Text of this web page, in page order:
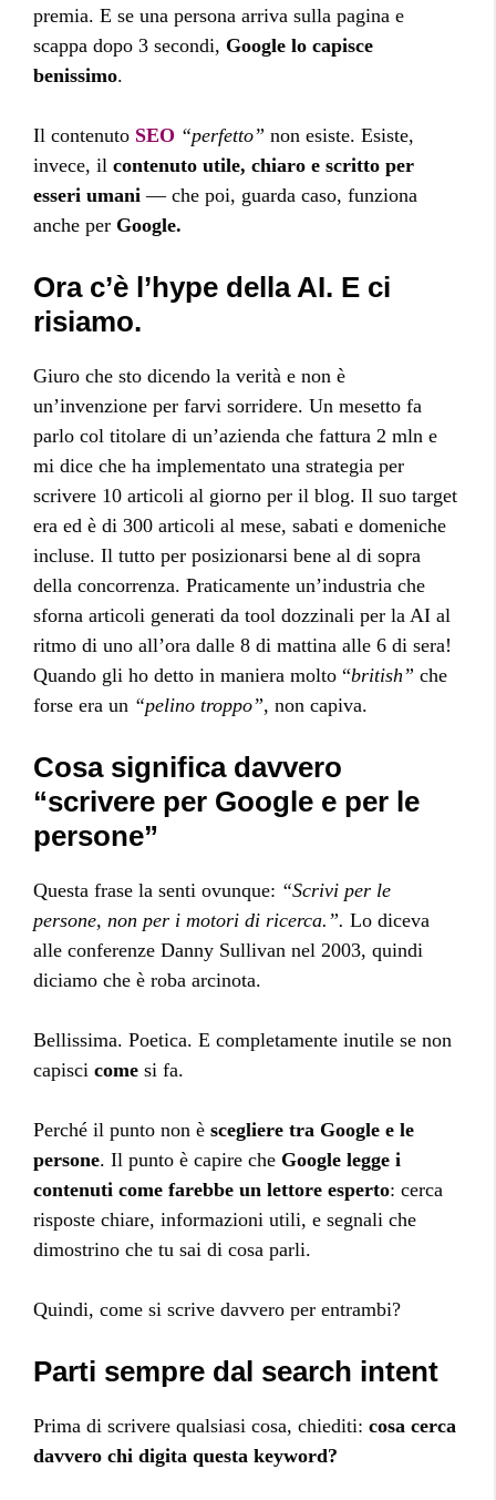
premia. E se una persona arriva sulla pagina e
scappa dopo 3 secondi, Google lo capisce
benissimo.
Il contenuto SEO “perfetto” non esiste. Esiste,
invece, il contenuto utile, chiaro e scritto per
esseri umani — che poi, guarda caso, funziona
anche per Google.
Ora c’è l’hype della AI. E ci
risiamo.
Giuro che sto dicendo la verità e non è
un’invenzione per farvi sorridere. Un mesetto fa
parlo col titolare di un’azienda che fattura 2 mln e
mi dice che ha implementato una strategia per
scrivere 10 articoli al giorno per il blog. Il suo target
era ed è di 300 articoli al mese, sabati e domeniche
incluse. Il tutto per posizionarsi bene al di sopra
della concorrenza. Praticamente un’industria che
sforna articoli generati da tool dozzinali per la AI al
ritmo di uno all’ora dalle 8 di mattina alle 6 di sera!
Quando gli ho detto in maniera molto “british” che
forse era un “pelino troppo”, non capiva.
Cosa significa davvero
“scrivere per Google e per le
persone”
Questa frase la senti ovunque: “Scrivi per le
persone, non per i motori di ricerca.”. Lo diceva
alle conferenze Danny Sullivan nel 2003, quindi
diciamo che è roba arcinota.
Bellissima. Poetica. E completamente inutile se non
capisci come si fa.
Perché il punto non è scegliere tra Google e le
persone. Il punto è capire che Google legge i
contenuti come farebbe un lettore esperto: cerca
risposte chiare, informazioni utili, e segnali che
dimostrino che tu sai di cosa parli.
Quindi, come si scrive davvero per entrambi?
Parti sempre dal search intent
Prima di scrivere qualsiasi cosa, chiediti: cosa cerca
davvero chi digita questa keyword?